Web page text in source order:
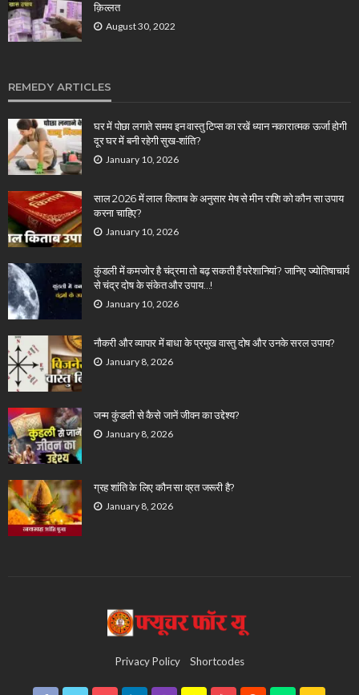
क़िल्लत
August 30, 2022
REMEDY ARTICLES
घर में पोछा लगाते समय इन वास्तु टिप्स का रखें ध्यान नकारात्मक ऊर्जा होगी
दूर घर में बनी रहेगी सुख-शांति?
January 10, 2026
साल 2026 में लाल किताब के अनुसार मेष से मीन राशि को कौन सा उपाय
करना चाहिए?
January 10, 2026
कुंडली में कमजोर है चंद्रमा तो बढ़ सकती हैं परेशानियां? जानिए ज्योतिषाचार्य
से चंद्र दोष के संकेत और उपाय…!
January 10, 2026
नौकरी और व्यापार में बाधा के प्रमुख वास्तु दोष और उनके सरल उपाय?
January 8, 2026
जन्म कुंडली से कैसे जानें जीवन का उद्देश्य?
January 8, 2026
ग्रह शांति के लिए कौन सा व्रत जरूरी है?
January 8, 2026
Privacy Policy Shortcodes